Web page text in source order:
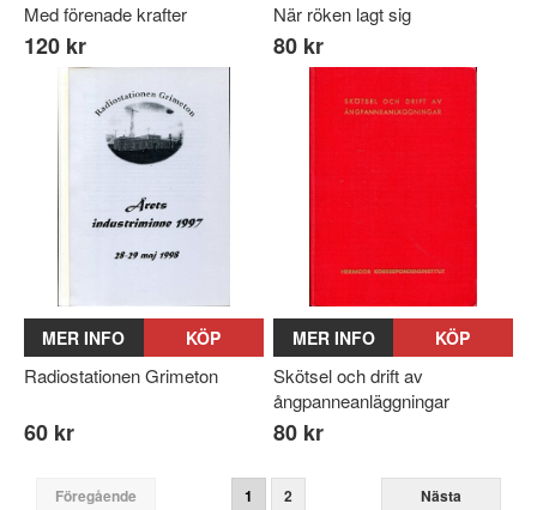
Med förenade krafter
120 kr
När röken lagt sig
80 kr
MER INFO KÖP
Radiostationen Grimeton
60 kr
MER INFO KÖP
Skötsel och drift av
ångpanneanläggningar
80 kr
Föregående 1 2
Nästa